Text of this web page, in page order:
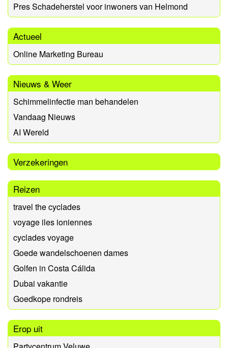
Pres Schadeherstel voor inwoners van Helmond
Actueel
Online Marketing Bureau
Nieuws & Weer
Schimmelinfectie man behandelen
Vandaag Nieuws
AI Wereld
Verzekeringen
Reizen
travel the cyclades
voyage iles ioniennes
cyclades voyage
Goede wandelschoenen dames
Golfen in Costa Cálida
Dubai vakantie
Goedkope rondreis
Erop uit